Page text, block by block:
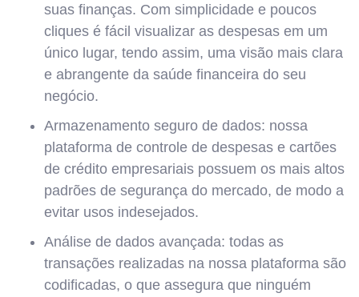
suas finanças. Com simplicidade e poucos
cliques é fácil visualizar as despesas em um
único lugar, tendo assim, uma visão mais clara
e abrangente da saúde financeira do seu
negócio.
Armazenamento seguro de dados: nossa
plataforma de controle de despesas e cartões
de crédito empresariais possuem os mais altos
padrões de segurança do mercado, de modo a
evitar usos indesejados.
Análise de dados avançada: todas as
transações realizadas na nossa plataforma são
codificadas, o que assegura que ninguém